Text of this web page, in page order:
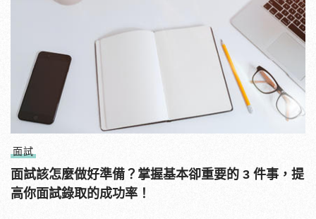
面試
面試該怎麼做好準備？掌握基本卻重要的 3 件事，提
高你面試錄取的成功率！